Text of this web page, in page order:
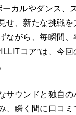
カルやダンス、
せ、新たな挑戦
ながら、毎瞬間
コア”は、今
サウンドと独自
、瞬く間に口コ